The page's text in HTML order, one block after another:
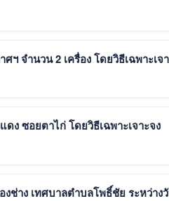
ประกาศผู้ชนะการเสนอราคา จ้างเหมาบริการติดตั้งเครื่องปรับอากาศฯ จำนวน 2 เครื่อ
ง ซอยตาไก่ โดยวิธีเฉพาะเจาะจง
ช่าง เทศบาลตำบลโพธิ์ชัย ระหว่าง